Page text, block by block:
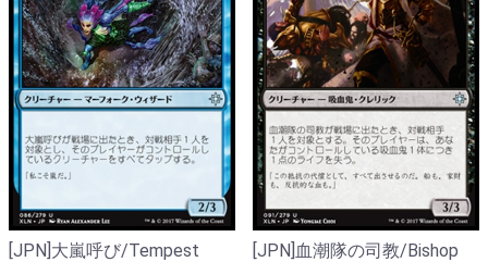
[JPN]大嵐呼び/Tempest
[JPN]血潮隊の司教/Bishop